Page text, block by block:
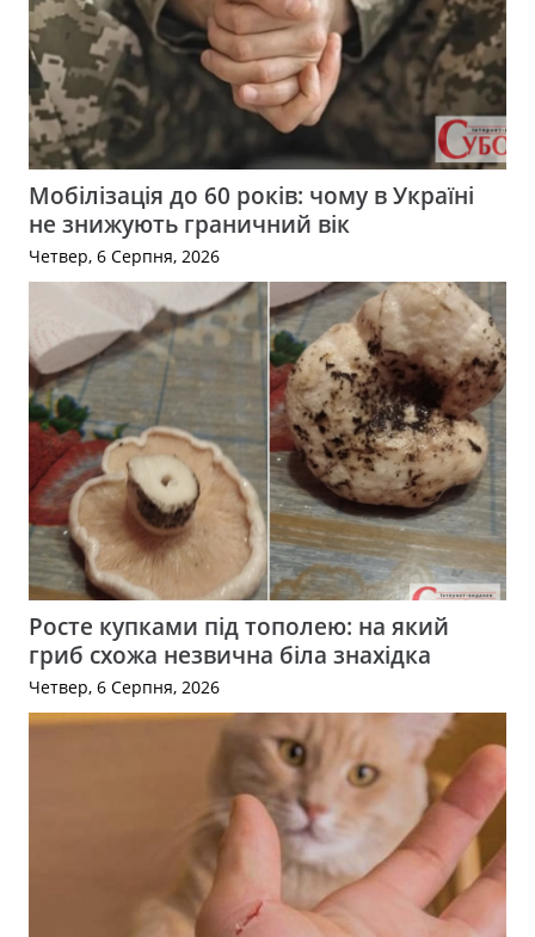
Мобілізація до 60 років: чому в Україні
не знижують граничний вік
Четвер, 6 Серпня, 2026
Росте купками під тополею: на який
гриб схожа незвична біла знахідка
Четвер, 6 Серпня, 2026